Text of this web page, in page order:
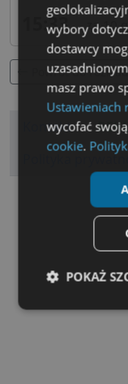
15:33 za 10
Powrot do
Kontakt
Polityka
wybory
dostawcy
masz prawo
Ustawieniach
wycofać
cookie.
POKAŻ
Niezbędne